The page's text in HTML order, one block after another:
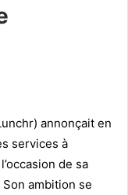
annonçait en
services à
de sa
Son ambition se